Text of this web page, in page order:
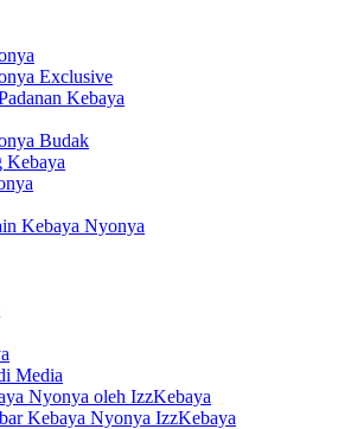
Exclusive
Kebaya
Budak
Kebaya
Kebaya Nyonya
Media
Nyonya oleh IzzKebaya
Kebaya Nyonya IzzKebaya